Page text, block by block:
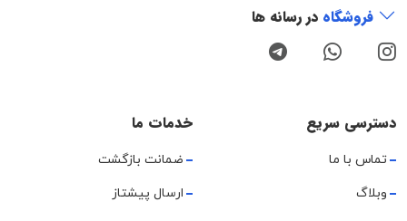
فروشگاه در رسانه ها
دسترسی سریع
تماس با ما
وبلاگ
خدمات ما
ضمانت بازگشت
ارسال پیشتاز